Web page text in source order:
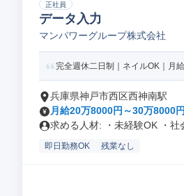
正社員
データ入力
マンパワーグループ株式会社
完全週休二日制｜ネイルOK｜月
兵庫県神戸市西区西神南駅
月給20万8000円～30万8000円
求める人材: ・未経験OK ・
即日勤務OK 残業なし